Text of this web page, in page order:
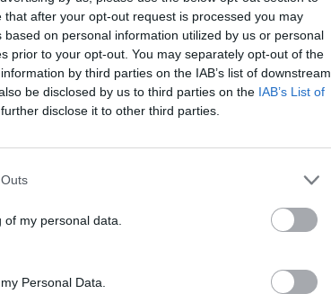
after your opt-out request is processed you may
on personal information utilized by us or personal
prior to your opt-out. You may separately opt-out of the
by third parties on the IAB’s list of downstream
be disclosed by us to third parties on the IAB’s List of
disclose it to other third parties.
my personal data.
Personal Data.